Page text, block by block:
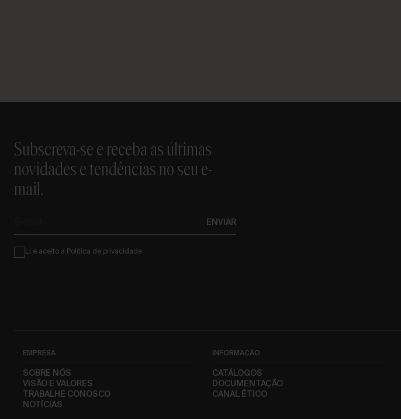
Subscreva-se e receba as últimas
novidades e tendências no seu e-
mail.
ENVIAR
Condiciones
Li e aceito a Política de privacidade
EMPRESA
SOBRE NÓS
VISÃO E VALORES
TRABALHE CONOSCO
NOTÍCIAS
INFORMAÇÃO
CATÁLOGOS
DOCUMENTAÇÃO
CANAL ÉTICO